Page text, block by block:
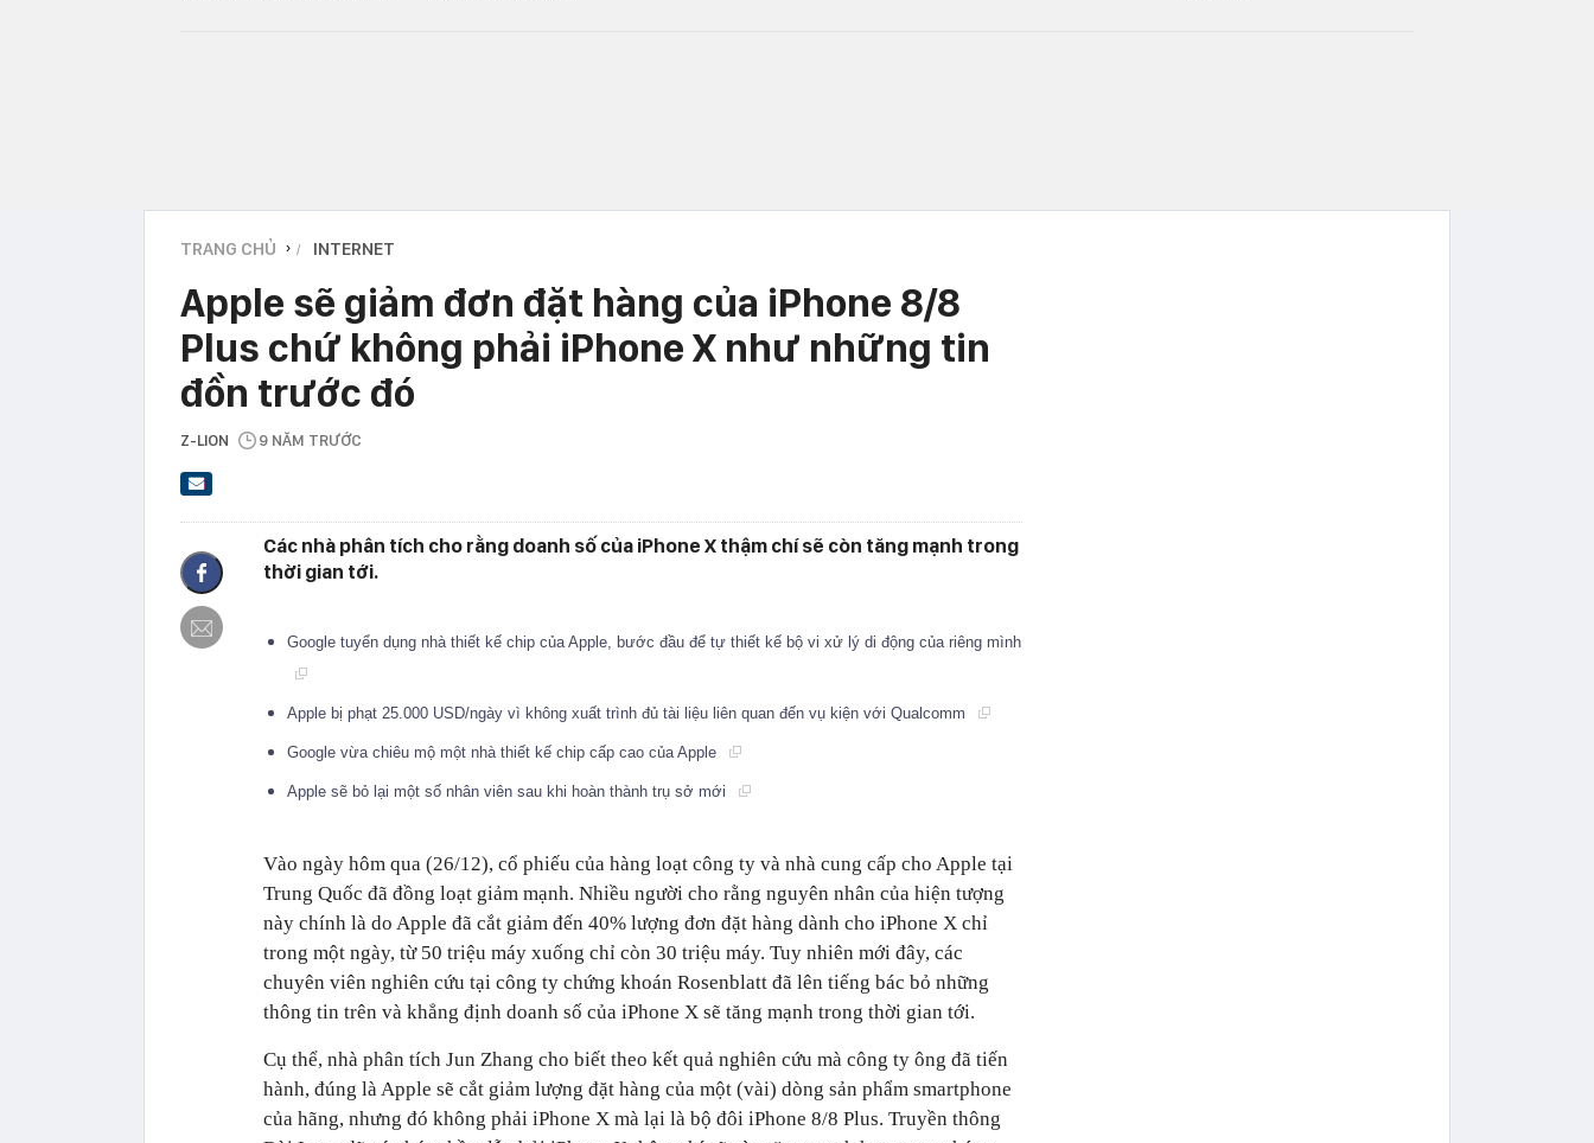
TRANG CHỦ › INTERNET
Apple sẽ giảm đơn đặt hàng của iPhone 8/8
Plus chứ không phải iPhone X như những tin
đồn trước đó
Z-LION 9 NĂM TRƯỚC
Các nhà phân tích cho rằng doanh số của iPhone X thậm chí sẽ còn tăng mạnh trong
thời gian tới.
Google tuyển dụng nhà thiết kế chip của Apple, bước đầu để tự thiết kế bộ vi xử lý di động của riêng mình
Apple bị phạt 25.000 USD/ngày vì không xuất trình đủ tài liệu liên quan đến vụ kiện với Qualcomm
Google vừa chiêu mộ một nhà thiết kế chip cấp cao của Apple
Apple sẽ bỏ lại một số nhân viên sau khi hoàn thành trụ sở mới
Vào ngày hôm qua (26/12), cổ phiếu của hàng loạt công ty và nhà cung cấp cho Apple tại
Trung Quốc đã đồng loạt giảm mạnh. Nhiều người cho rằng nguyên nhân của hiện tượng
này chính là do Apple đã cắt giảm đến 40% lượng đơn đặt hàng dành cho iPhone X chỉ
trong một ngày, từ 50 triệu máy xuống chỉ còn 30 triệu máy. Tuy nhiên mới đây, các
chuyên viên nghiên cứu tại công ty chứng khoán Rosenblatt đã lên tiếng bác bỏ những
thông tin trên và khẳng định doanh số của iPhone X sẽ tăng mạnh trong thời gian tới.
Cụ thể, nhà phân tích Jun Zhang cho biết theo kết quả nghiên cứu mà công ty ông đã tiến
hành, đúng là Apple sẽ cắt giảm lượng đặt hàng của một (vài) dòng sản phẩm smartphone
của hãng, nhưng đó không phải iPhone X mà lại là bộ đôi iPhone 8/8 Plus. Truyền thông